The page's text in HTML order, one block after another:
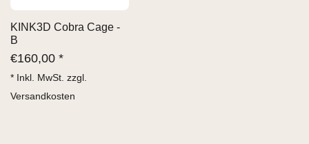
KINK3D Cobra Cage -
B
€160,00 *
* Inkl. MwSt. zzgl.
Versandkosten